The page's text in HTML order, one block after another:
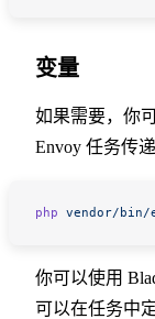
变量
如果需要，你
Envoy 任务传递
php vendor/bin/
你可以使用
可以在任务中